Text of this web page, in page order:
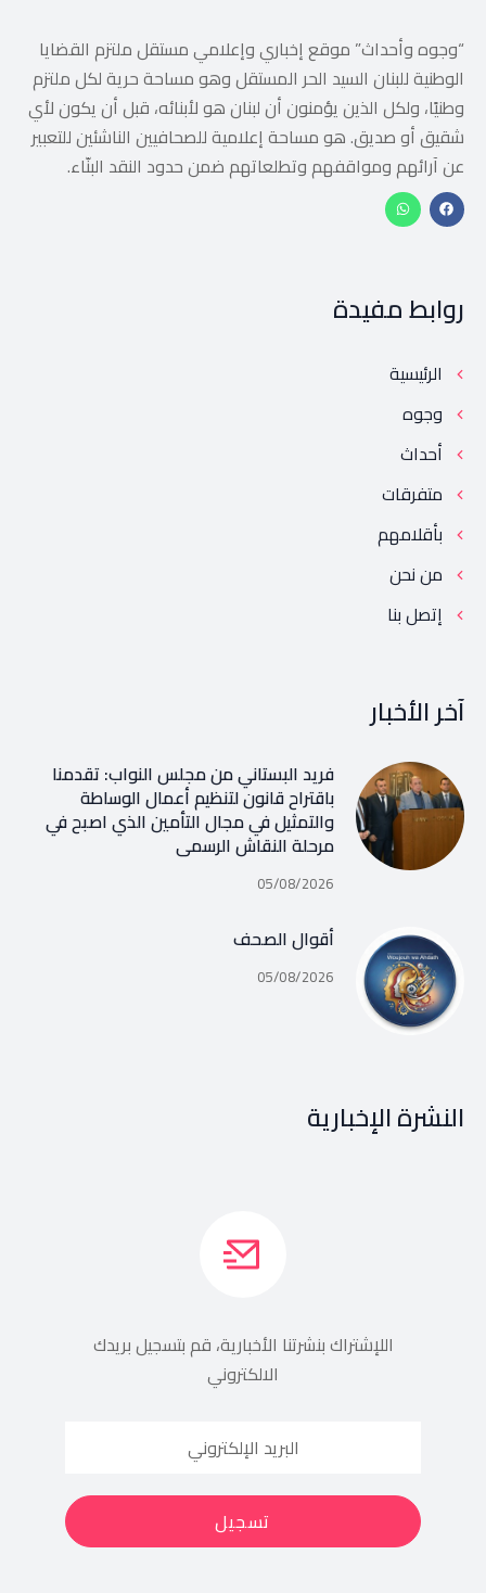
“وجوه وأحداث” موقع إخباري وإعلامي مستقل ملتزم القضايا
الوطنية للبنان السيد الحر المستقل وهو مساحة حرية لكل ملتزم
وطنيًا، ولكل الذين يؤمنون أن لبنان هو لأبنائه، قبل أن يكون لأي
شقيق أو صديق. هو مساحة إعلامية للصحافيين الناشئين للتعبير
عن آرائهم ومواقفهم وتطلعاتهم ضمن حدود النقد البنّاء.
روابط مفيدة
الرئيسية
وجوه
أحداث
متفرقات
بأقلامهم
من نحن
إتصل بنا
آخر الأخبار
فريد البستاني من مجلس النواب: تقدمنا
باقتراح قانون لتنظيم أعمال الوساطة
والتمثيل في مجال التأمين الذي اصبح في
مرحلة النقاش الرسمي
05/08/2026
أقوال الصحف
05/08/2026
النشرة الإخبارية
اللإشتراك بنشرتنا الأخبارية، قم بتسجيل بريدك
الالكتروني